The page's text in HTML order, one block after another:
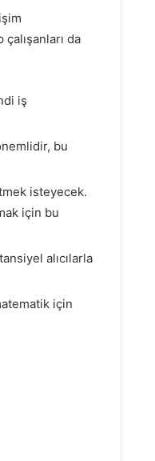
da
iş
bu
isteyecek.
için bu
alıcılarla
için